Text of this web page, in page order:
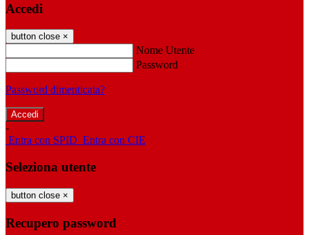
Accedi
button close ×
Nome Utente
Password
Password dimenticata?
-
Entra con SPID Entra con CIE
Seleziona utente
button close ×
Recupero password